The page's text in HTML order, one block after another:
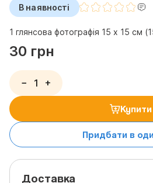
В наявності
1 глянсова фотографія 15 х 15 см
30 грн
− +
Купити
Придбати в
Доставка